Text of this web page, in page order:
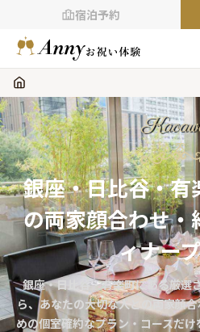
宿泊予約
お気に入りの登
プランの を
お気に入りに
閲覧履歴
閲覧履歴は
過去に見たお店が最大
10件を超えると、古いも
TOP
Annyお祝い体験について
銀座・日比谷・有
の両家顔合わせ・
ィナー
銀座・日比谷・有楽町にある厳選
ら、あなたの大切な人との両家顔
めの個室確約なプラン・コースだ